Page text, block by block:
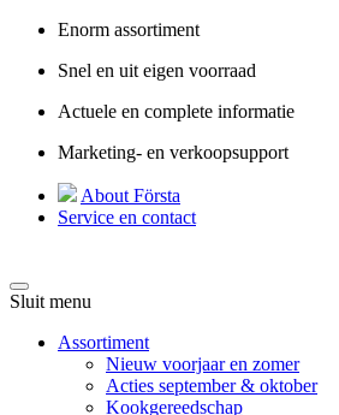
Enorm assortiment
Snel en uit eigen voorraad
Actuele en complete informatie
Marketing- en verkoopsupport
About Första
Service en contact
Sluit menu
Assortiment
Nieuw voorjaar en zomer
Acties september & oktober
Kookgereedschap